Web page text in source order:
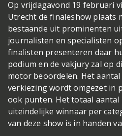
Op vrijdagavond 19 februari
Utrecht de finaleshow plaats
bestaande uit prominenten
journalisten en specialisten
finalisten presenteren daar
podium en de vakjury zal op
motor beoordelen. Het
verkiezing wordt omgezet in
ook punten. Het totaal
uiteindelijke winnaar per
van deze show is in handen